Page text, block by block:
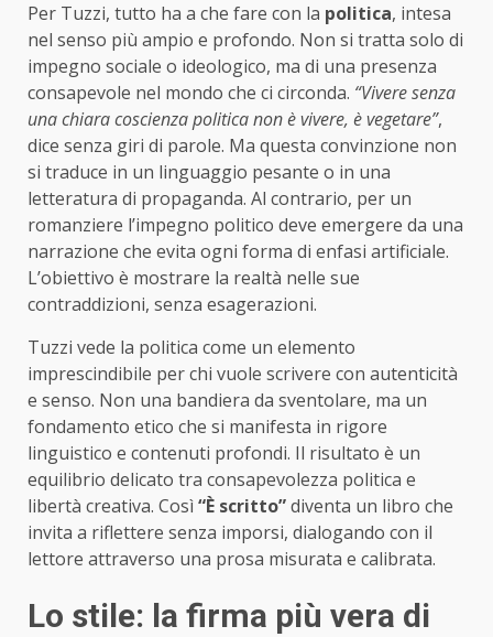
Per Tuzzi, tutto ha a che fare con la politica, intesa
nel senso più ampio e profondo. Non si tratta solo di
impegno sociale o ideologico, ma di una presenza
consapevole nel mondo che ci circonda. “Vivere senza
una chiara coscienza politica non è vivere, è vegetare”,
dice senza giri di parole. Ma questa convinzione non
si traduce in un linguaggio pesante o in una
letteratura di propaganda. Al contrario, per un
romanziere l’impegno politico deve emergere da una
narrazione che evita ogni forma di enfasi artificiale.
L’obiettivo è mostrare la realtà nelle sue
contraddizioni, senza esagerazioni.
Tuzzi vede la politica come un elemento
imprescindibile per chi vuole scrivere con autenticità
e senso. Non una bandiera da sventolare, ma un
fondamento etico che si manifesta in rigore
linguistico e contenuti profondi. Il risultato è un
equilibrio delicato tra consapevolezza politica e
libertà creativa. Così“È scritto”diventa un libro che
invita a riflettere senza imporsi, dialogando con il
lettore attraverso una prosa misurata e calibrata.
Lo stile: la firma più vera di